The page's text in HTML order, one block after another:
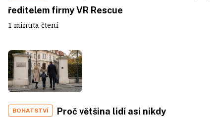
ředitelem firmy VR Rescue
1 minuta čtení
BOHATSTVÍ
Proč většina lidí asi nikdy